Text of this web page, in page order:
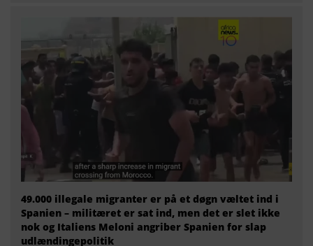
49.000 illegale migranter er på et døgn væltet ind i
Spanien – militæret er sat ind, men det er slet ikke
nok og Italiens Meloni angriber Spanien for slap
udlændingepolitik